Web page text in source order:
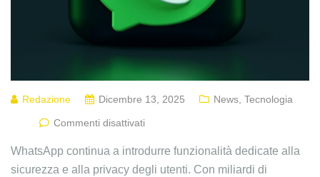
Redazione Dicembre 13, 2025 News, Tecnologia
Commenti disattivati
WhatsApp continua a introdurre funzionalità dedicate alla
sicurezza e alla privacy degli utenti. Con miliardi di